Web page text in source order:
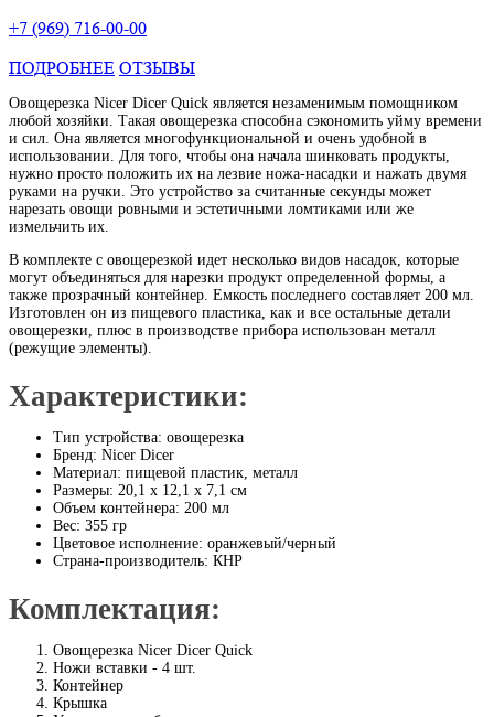
+7 (969) 716-00-00
ПОДРОБНЕЕ ОТЗЫВЫ
Овощерезка Nicer Dicer Quick является незаменимым помощником
любой хозяйки. Такая овощерезка способна сэкономить уйму времени
и сил. Она является многофункциональной и очень удобной в
использовании. Для того, чтобы она начала шинковать продукты,
нужно просто положить их на лезвие ножа-насадки и нажать двумя
руками на ручки. Это устройство за считанные секунды может
нарезать овощи ровными и эстетичными ломтиками или же
измельчить их.
В комплекте с овощерезкой идет несколько видов насадок, которые
могут объединяться для нарезки продукт определенной формы, а
также прозрачный контейнер. Емкость последнего составляет 200 мл.
Изготовлен он из пищевого пластика, как и все остальные детали
овощерезки, плюс в производстве прибора использован металл
(режущие элементы).
Характеристики:
Тип устройства: овощерезка
Бренд: Nicer Dicer
Материал: пищевой пластик, металл
Размеры: 20,1 х 12,1 х 7,1 см
Объем контейнера: 200 мл
Вес: 355 гр
Цветовое исполнение: оранжевый/черный
Страна-производитель: КНР
Комплектация:
Овощерезка Nicer Dicer Quick
Ножи вставки - 4 шт.
Контейнер
Крышка